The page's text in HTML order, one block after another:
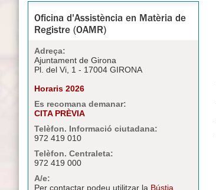
Oficina d'Assistència en Matèria de
Registre (OAMR)
Adreça:
Ajuntament de Girona
Pl. del Vi, 1 - 17004 GIRONA
Horaris 2026
Es recomana demanar:
CITA PRÈVIA
Telèfon. Informació ciutadana:
972 419 010
Telèfon. Centraleta:
972 419 000
A/e:
Per contactar podeu utilitzar la Bústia